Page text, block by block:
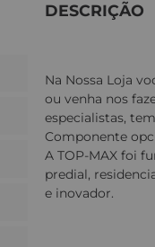
DESCRIÇÃO
Na Nossa Loja
ou venha nos
especialistas,
Componente
A TOP-MAX foi
predial,
e inovador.